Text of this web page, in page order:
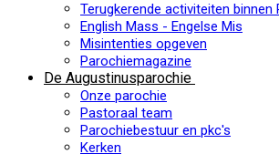
Terugkerende activiteiten binnen
English Mass - Engelse Mis
Misintenties opgeven
Parochiemagazine
De Augustinusparochie
Onze parochie
Pastoraal team
Parochiebestuur en pkc's
Kerken